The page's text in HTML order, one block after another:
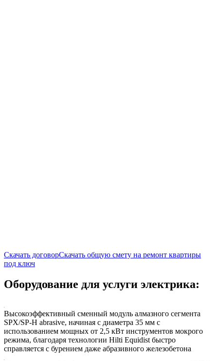
Скачать договорСкачать общую смету на ремонт квартиры
под ключ
Оборудование для услуги электрика:
Высокоэффективный сменный модуль алмазного сегмента
SPX/SP-H abrasive, начиная с диаметра 35 мм с
использованием мощных от 2,5 кВт инструментов мокрого
режима, благодаря технологии Hilti Equidist быстро
справляется с бурением даже абразивного железобетона